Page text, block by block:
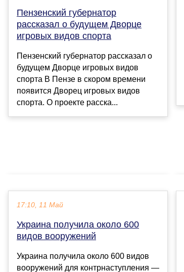
Пензенский губернатор
рассказал о будущем Дворце
игровых видов спорта
Пензенский губернатор рассказал о
будущем Дворце игровых видов
спорта В Пензе в скором времени
появится Дворец игровых видов
спорта. О проекте расска...
17:10, 11 Май
Украина получила около 600
видов вооружений
Украина получила около 600 видов
вооружений для контрнаступления —